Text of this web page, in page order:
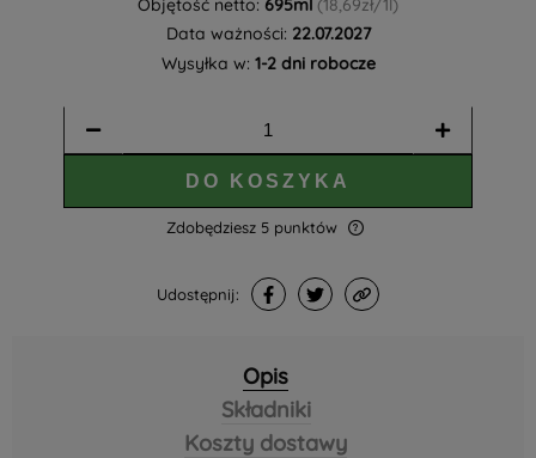
Objętość netto: 695ml (18,69zł/1l)
Data ważności: 22.07.2027
Wysyłka w: 1-2 dni robocze
DO KOSZYKA
Zdobędziesz 5 punktów
Udostępnij:
Opis
Składniki
Koszty dostawy